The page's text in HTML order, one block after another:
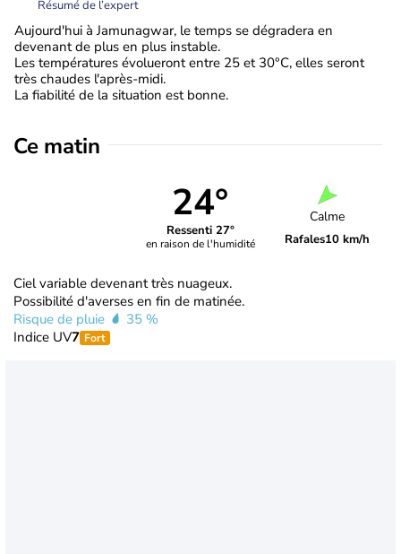
Résumé de l’expert
Aujourd'hui à Jamunagwar, le temps se dégradera en
devenant de plus en plus instable.
Les températures évolueront entre 25 et 30°C, elles seront
très chaudes l'après-midi.
La fiabilité de la situation est bonne.
Ce matin
24°
Ressenti 27°
en raison de l'humidité
Calme
Rafales10 km/h
Ciel variable devenant très nuageux.
Possibilité d'averses en fin de matinée.
Risque de pluie
35 %
Indice UV7 Fort